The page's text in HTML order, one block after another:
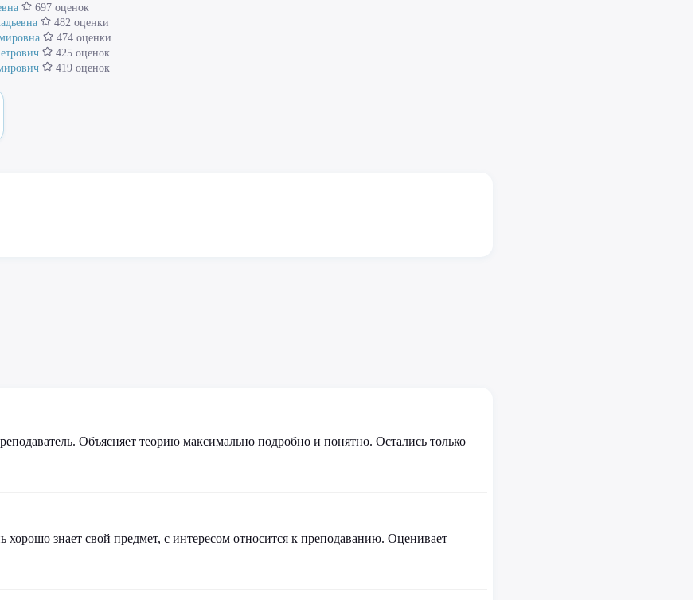
697 оценок
482 оценки
474 оценки
425 оценок
419 оценок
Объясняет теорию максимально подробно и понятно. Остались только
хорошо знает свой предмет, с интересом относится к преподаванию. Оценивает